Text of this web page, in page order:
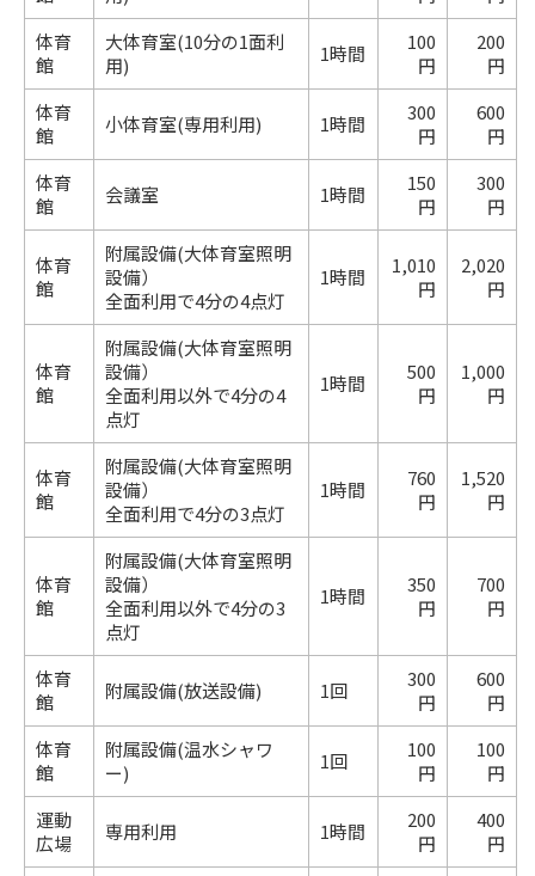
体育
館
大体育室(10分の1面利
用)
1時間
100
円
200
円
体育
館
小体育室(専用利用) 1時間
300
円
600
円
体育
館
会議室 1時間
150
円
300
円
体育
館
附属設備(大体育室照明
設備）
全面利用で4分の4点灯
1時間
1,010
円
2,020
円
体育
館
附属設備(大体育室照明
設備）
全面利用以外で4分の4
点灯
1時間
500
円
1,000
円
体育
館
附属設備(大体育室照明
設備）
全面利用で4分の3点灯
1時間
760
円
1,520
円
体育
館
附属設備(大体育室照明
設備）
全面利用以外で4分の3
点灯
1時間
350
円
700
円
体育
館
附属設備(放送設備) 1回
300
円
600
円
体育
館
附属設備(温水シャワ
ー)
1回
100
円
100
円
運動
広場
専用利用 1時間
200
円
400
円